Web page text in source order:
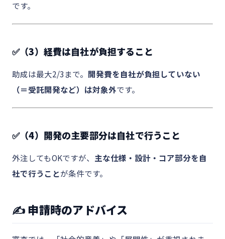
です。
✅（3）経費は自社が負担すること
助成は最大2/3まで。 開発費を自社が負担していない
（＝受託開発など）は対象外です。
✅（4）開発の主要部分は自社で行うこと
外注してもOKですが、 主な仕様・設計・コア部分を自
社で行うことが条件です。
✍️ 申請時のアドバイス